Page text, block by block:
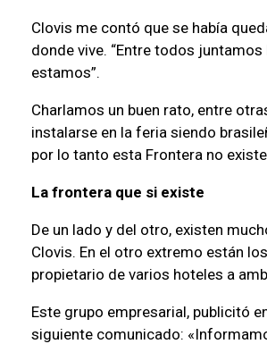
Clovis me contó que se había
donde vive. “Entre todos
estamos”.
Charlamos un buen rato, entre
instalarse en la feria siendo
por lo tanto esta Frontera no
La frontera que si existe
De un lado y del otro, existen
Clovis. En el otro extremo están
propietario de varios hoteles a
Este grupo empresarial, publicitó
siguiente comunicado: